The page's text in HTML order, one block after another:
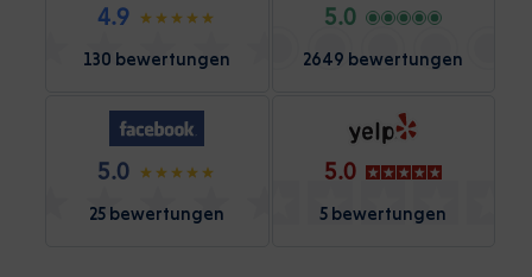
4.9
130 bewertungen
5.0
2649 bewertungen
5.0
25 bewertungen
5.0
5 bewertungen